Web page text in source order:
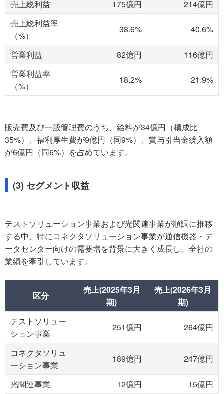
売上総利益 175億円
214億円
売上総利益率
（%）
38.6% 40.6%
営業利益 82億円
116億円
営業利益率
（%）
18.2% 21.9%
販売費及び一般管理費のうち、給料が34億円（構成比
35%）、福利厚生費が9億円（同9%）、賞与引当金繰入額
が6億円（同6%）を占めています。
(3) セグメント収益
テストソリューション事業および光関連事業が順調に推移
する中、特にコネクタソリューション事業が通信機器・デ
ータセンター向けの需要増を背景に大きく成長し、全社の
業績を牽引しています。
区分
売上(2025年3月
期)
売上(2026年3月
期)
テストソリュー
ション事業
251億円 264億円
コネクタソリュ
ーション事業
189億円 247億円
光関連事業 12億円
15億円